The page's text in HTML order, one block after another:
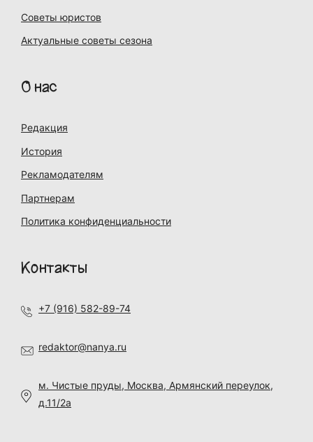
Советы юристов
Актуальные советы сезона
О нас
Редакция
История
Рекламодателям
Партнерам
Политика конфиденциальности
Контакты
+7 (916) 582-89-74
redaktor@nanya.ru
м. Чистые пруды, Москва, Армянский переулок,
д.11/2а